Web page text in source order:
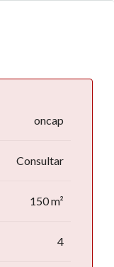
oncap
Consultar
150 m²
4